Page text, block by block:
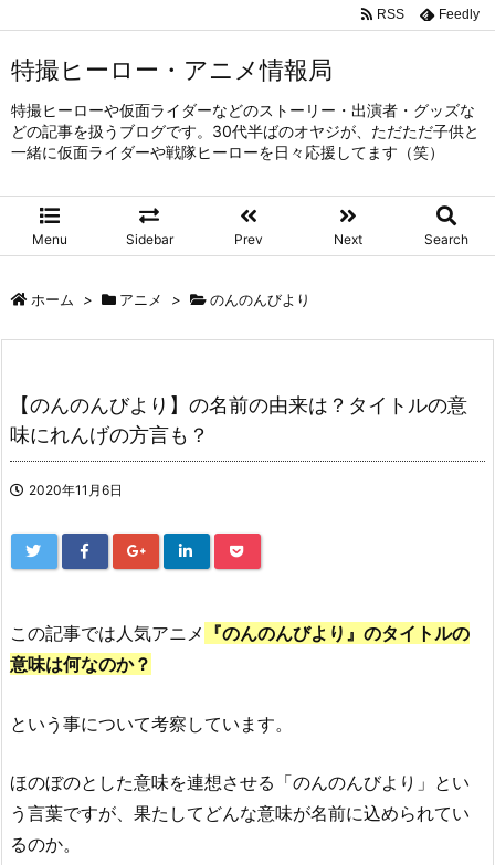
特撮ヒーロー・アニメ情報局
特撮ヒーローや仮面ライダーなどのストーリー・出演者・グッズな
どの記事を扱うブログです。30代半ばのオヤジが、ただただ子供と
一緒に仮面ライダーや戦隊ヒーローを日々応援してます（笑）
Menu Sidebar Prev Next Search
RSS Feedly
ホーム > アニメ > のんのんびより
【のんのんびより】の名前の由来は？タイトルの意
味にれんげの方言も？
2020年11月6日
この記事では人気アニメ 『のんのんびより』のタイトルの
意味は何なのか？
という事について考察しています。
ほのぼのとした意味を連想させる「のんのんびより」とい
う言葉ですが、果たしてどんな意味が名前に込められてい
るのか。